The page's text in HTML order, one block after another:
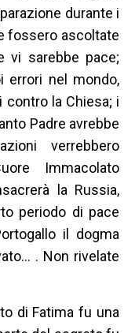
durante i
fossero ascoltate
vi sarebbe pace;
errori nel mondo,
la Chiesa; i
Padre avrebbe
verrebbero
Immacolato
la Russia,
periodo di pace
il dogma
. Non rivelate
di Fatima fu una